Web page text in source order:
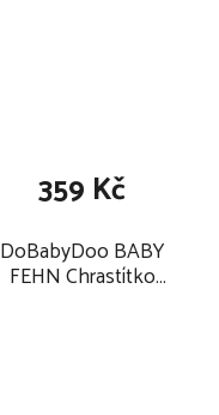
DoBabyDoo BABY
FEHN Chrastítko
359 Kč